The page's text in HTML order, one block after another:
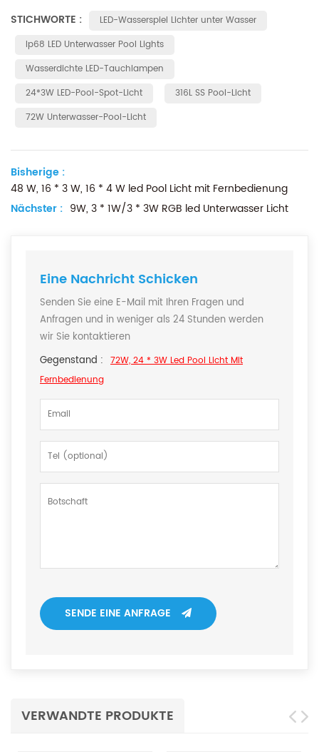
STICHWORTE :
LED-Wasserspiel Lichter unter Wasser
Ip68 LED Unterwasser Pool Lights
Wasserdichte LED-Tauchlampen
24*3W LED-Pool-Spot-Licht
316L SS Pool-Licht
72W Unterwasser-Pool-Licht
Bisherige :
48 W, 16 * 3 W, 16 * 4 W led Pool Licht mit Fernbedienung
Nächster : 9W, 3 * 1W/3 * 3W RGB led Unterwasser Licht
Eine Nachricht Schicken
Senden Sie eine E-Mail mit Ihren Fragen und
Anfragen und in weniger als 24 Stunden werden
wir Sie kontaktieren
Gegenstand : 72W, 24 * 3W Led Pool Licht Mit
Fernbedienung
SENDE EINE ANFRAGE
VERWANDTE PRODUKTE